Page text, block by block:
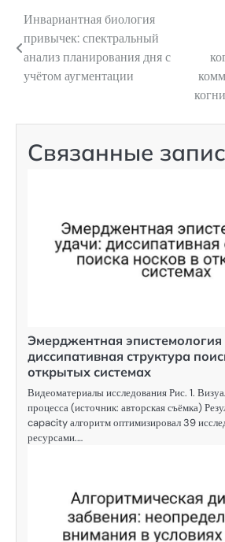
Навигация
по
записям
Инвариантная биология
привычек: спектральный
анализ планирования дня с
учётом аугментации
Связанные
Эмерджентная эпистемология
диссипативная структура
открытых системах
Видеоматериалы исследования Рис. 1.
процесса (источник: авторская съёмка)
capacity алгоритм оптимизировал 39
ресурсами.…